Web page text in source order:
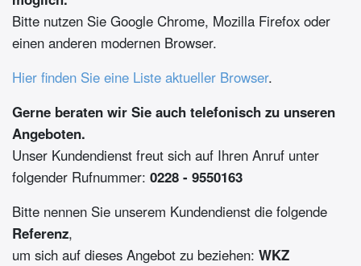
Bitte nutzen Sie Google Chrome, Mozilla Firefox oder
einen anderen modernen Browser.
Hier finden Sie eine Liste aktueller Browser.
Gerne beraten wir Sie auch telefonisch zu unseren
Angeboten.
Unser Kundendienst freut sich auf Ihren Anruf unter
folgender Rufnummer: 0228 - 9550163
Bitte nennen Sie unserem Kundendienst die folgende
Referenz,
um sich auf dieses Angebot zu beziehen: WKZ